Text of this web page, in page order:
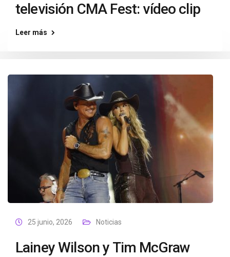
televisión CMA Fest: vídeo clip
Leer más
25 junio, 2026 Noticias
Lainey Wilson y Tim McGraw